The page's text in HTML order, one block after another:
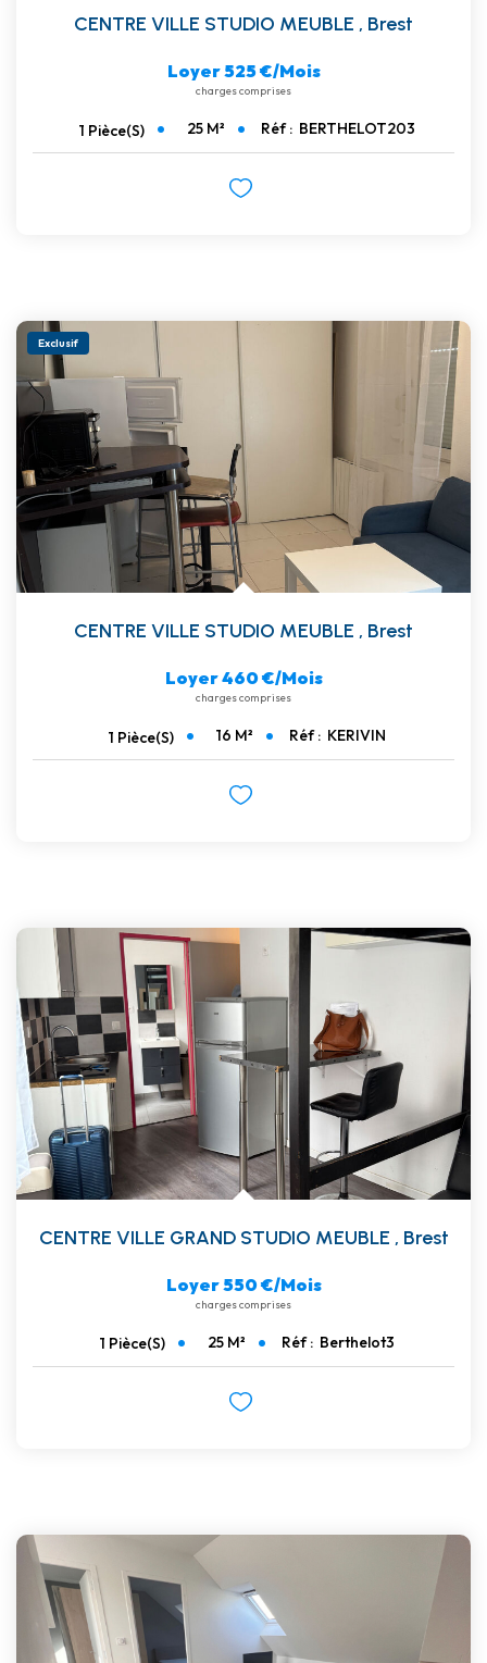
CENTRE VILLE STUDIO MEUBLE , Brest
Loyer 525 €/mois
charges comprises
1 Pièce(s) 25 M² Réf : BERTHELOT203
Exclusif
CENTRE VILLE STUDIO MEUBLE , Brest
Loyer 460 €/mois
charges comprises
1 Pièce(s) 16 M² Réf : KERIVIN
CENTRE VILLE GRAND STUDIO MEUBLE , Brest
Loyer 550 €/mois
charges comprises
1 Pièce(s) 25 M² Réf : Berthelot3